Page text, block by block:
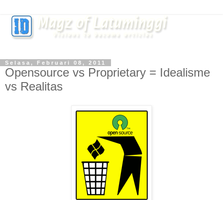
Selasa, Februari 08, 2011
Opensource vs Proprietary = Idealisme
vs Realitas